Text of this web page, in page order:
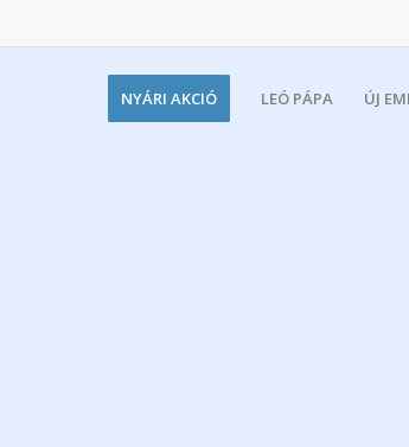
NYÁRI AKCIÓ LEÓ PÁPA ÚJ